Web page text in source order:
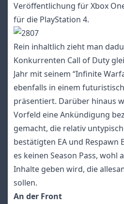
Veröffentlichung für Xbox
für die PlayStation 4.
Rein inhaltlich zieht man
Konkurrenten Call of Duty
Jahr mit seinem “Infinite
ebenfalls in einem
präsentiert. Darüber hinaus
Vorfeld eine Ankündigung
gemacht, die relativ
bestätigten EA und Respawn
es keinen Season Pass, wohl
Inhalte geben wird, die
sollen.
An der Front